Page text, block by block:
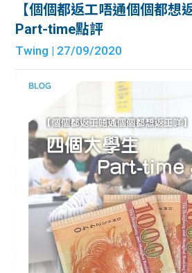
【個個都返工唔通個個都想
Part-time點評
Twing | 27/09/2020